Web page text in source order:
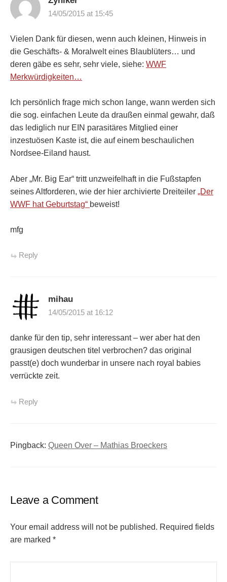
14/05/2015 at 15:45
Vielen Dank für diesen, wenn auch kleinen, Hinweis in
die Geschäfts- & Moralwelt eines Blaublüters… und
deren gäbe es sehr, sehr viele, siehe: WWF
Merkwürdigkeiten…
Ich persönlich frage mich schon lange, wann werden sich
die sog. einfachen Leute da draußen einmal gewahr, daß
das lediglich nur EIN parasitäres Mitglied einer
inzestuösen Kaste ist, die auf einem beschaulichen
Nordsee-Eiland haust.
Aber „Mr. Big Ear“ tritt unzweifelhaft in die Fußstapfen
seines Altforderen, wie der hier archivierte Dreiteiler „Der
WWF hat Geburtstag“ beweist!
mfg
Reply
mihau
14/05/2015 at 16:12
danke für den tip, sehr interessant – wer aber hat den
grausigen deutschen titel verbrochen? das original
passt(e) doch wunderbar in unsere nach royal babies
verrückte zeit.
Reply
Pingback: Queen Over – Mathias Broeckers
Leave a Comment
Your email address will not be published. Required fields
are marked *